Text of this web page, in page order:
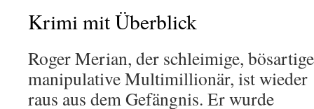
Krimi mit Überblick
Roger Merian, der schleimige,
manipulative Multimillionär, ist wieder
raus aus dem Gefängnis. Er wurde